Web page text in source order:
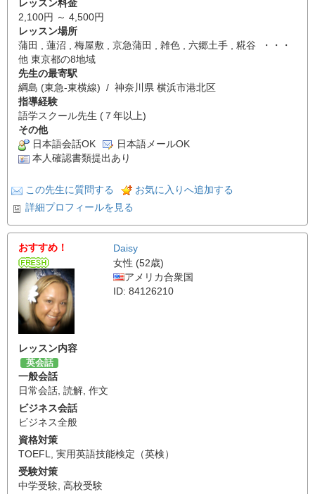
レッスン料金
2,100円 ～ 4,500円
レッスン場所
蒲田 , 蓮沼 , 梅屋敷 , 京急蒲田 , 雑色 , 六郷土手 , 糀谷 ・・・
他 東京都の8地域
先生の最寄駅
綱島 (東急-東横線) / 神奈川県 横浜市港北区
指導経験
語学スクール先生 (７年以上)
その他
日本語会話OK
日本語メールOK
本人確認書類提出あり
この先生に質問する
お気に入りへ追加する
詳細プロフィールを見る
おすすめ！
Daisy
女性 (52歳)
アメリカ合衆国
ID: 84126210
レッスン内容
英会話
一般会話
日常会話 読解 作文
ビジネス会話
ビジネス全般
資格対策
TOEFL
実用英語技能検定（英検）
受験対策
中学受験 高校受験